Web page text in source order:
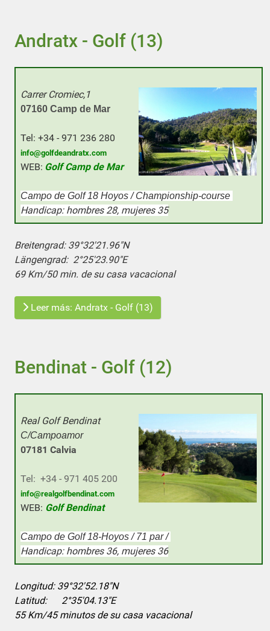
Andratx - Golf (13)
Carrer Cromiec,1
07160 Camp de Mar
Tel: +34 - 971 236 280
info@golfdeandratx.com
WEB: Golf Camp de Mar
Campo de Golf 18 Hoyos / Championship-course
Handicap: hombres 28, mujeres 35
Breitengrad: 39°32'21.96"N
Längengrad: 2°25'23.90"E
69 Km/50 min. de su casa vacacional
Leer más: Andratx - Golf (13)
Bendinat - Golf (12)
Real Golf Bendinat
C/Campoamor
07181 Calvia
Tel: +34 - 971 405 200
info@realgolfbendinat.com
WEB: Golf Bendinat
Campo de Golf 18-Hoyos / 71 par /
Handicap: hombres 36, mujeres 36
Longitud: 39°32'52.18"N
Latitud: 2°35'04.13"E
55 Km/45 minutos de su casa vacacional